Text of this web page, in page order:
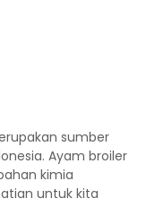
sumber
Ayam broiler
kimia
untuk kita